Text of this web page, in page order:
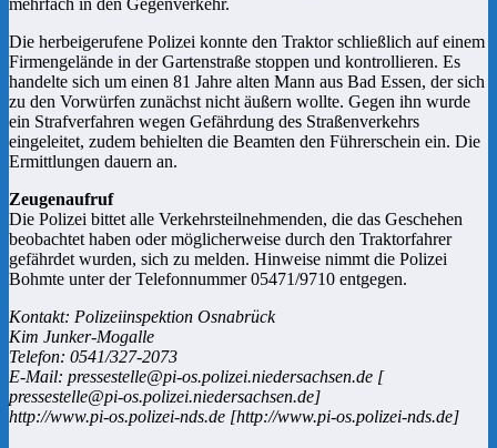
mehrfach in den Gegenverkehr.
Die herbeigerufene Polizei konnte den Traktor schließlich auf einem
Firmengelände in der Gartenstraße stoppen und kontrollieren. Es
handelte sich um einen 81 Jahre alten Mann aus Bad Essen, der sich
zu den Vorwürfen zunächst nicht äußern wollte. Gegen ihn wurde
ein Strafverfahren wegen Gefährdung des Straßenverkehrs
eingeleitet, zudem behielten die Beamten den Führerschein ein. Die
Ermittlungen dauern an.
Zeugenaufruf
Die Polizei bittet alle Verkehrsteilnehmenden, die das Geschehen
beobachtet haben oder möglicherweise durch den Traktorfahrer
gefährdet wurden, sich zu melden. Hinweise nimmt die Polizei
Bohmte unter der Telefonnummer 05471/9710 entgegen.
Kontakt: Polizeiinspektion Osnabrück
Kim Junker-Mogalle
Telefon: 0541/327-2073
E-Mail: pressestelle@pi-os.polizei.niedersachsen.de [
pressestelle@pi-os.polizei.niedersachsen.de]
http://www.pi-os.polizei-nds.de [http://www.pi-os.polizei-nds.de]